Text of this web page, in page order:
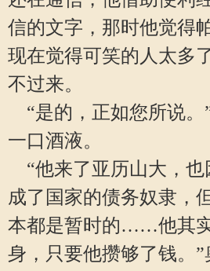
信的文字，那时他觉得
现在觉得可笑的人太多
不过来。
“是的，正如您所说。
一口酒液。
“他来了亚历山大，也
成了国家的债务奴隶，
本都是暂时的……他其
身，只要他攒够了钱。